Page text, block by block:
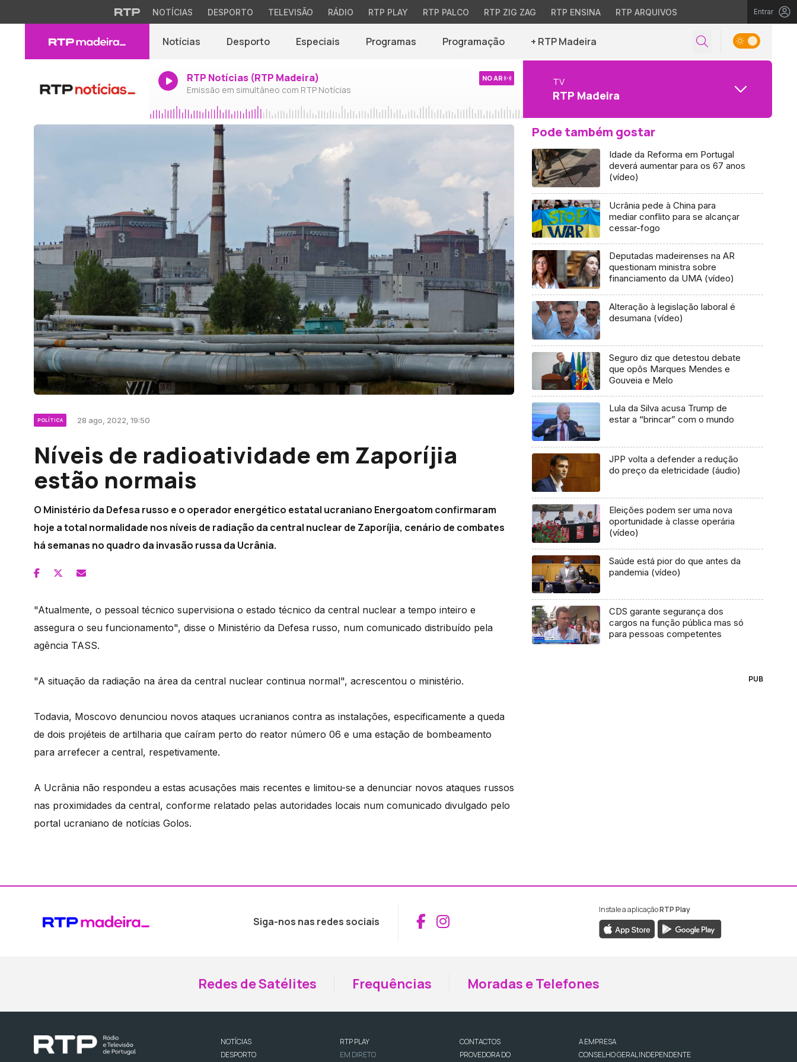
NOTÍCIAS DESPORTO TELEVISÃO RÁDIO RTP PLAY RTP PALCO RTP ZIG ZAG RTP ENSINA RTP ARQUIVOS Entrar
Notícias Desporto Especiais Programas Programação + RTP Madeira
RTP Notícias (RTP Madeira)
Emissão em simultâneo com RTP Notícias
NO AR TV
RTP Madeira
POLÍTICA 28 ago, 2022, 19:50
Níveis de radioatividade em Zaporíjia
estão normais
O Ministério da Defesa russo e o operador energético estatal ucraniano Energoatom confirmaram
hoje a total normalidade nos níveis de radiação da central nuclear de Zaporíjia, cenário de combates
há semanas no quadro da invasão russa da Ucrânia.
"Atualmente, o pessoal técnico supervisiona o estado técnico da central nuclear a tempo inteiro e
assegura o seu funcionamento", disse o Ministério da Defesa russo, num comunicado distribuído pela
agência TASS.
"A situação da radiação na área da central nuclear continua normal", acrescentou o ministério.
Todavia, Moscovo denunciou novos ataques ucranianos contra as instalações, especificamente a queda
de dois projéteis de artilharia que caíram perto do reator número 06 e uma estação de bombeamento
para arrefecer a central, respetivamente.
A Ucrânia não respondeu a estas acusações mais recentes e limitou-se a denunciar novos ataques russos
nas proximidades da central, conforme relatado pelas autoridades locais num comunicado divulgado pelo
portal ucraniano de notícias Golos.
Pode também gostar
Idade da Reforma em Portugal
deverá aumentar para os 67 anos
(vídeo)
Ucrânia pede à China para
mediar conflito para se alcançar
cessar-fogo
Deputadas madeirenses na AR
questionam ministra sobre
financiamento da UMA (vídeo)
Alteração à legislação laboral é
desumana (vídeo)
Seguro diz que detestou debate
que opôs Marques Mendes e
Gouveia e Melo
Lula da Silva acusa Trump de
estar a “brincar” com o mundo
JPP volta a defender a redução
do preço da eletricidade (áudio)
Eleições podem ser uma nova
oportunidade à classe operária
(vídeo)
Saúde está pior do que antes da
pandemia (vídeo)
CDS garante segurança dos
cargos na função pública mas só
para pessoas competentes
PUB
Siga-nos nas redes sociais Aceder ao Facebook da RTP Madeira
Aceder ao Instagram da RTP Madeira
Instale a aplicaçãoRTP Play
Redes de Satélites Frequências Moradas e Telefones
NOTÍCIAS
DESPORTO
RTP PLAY
EM DIRETO
CONTACTOS
PROVEDORA DO
A EMPRESA
CONSELHO GERAL INDEPENDENTE